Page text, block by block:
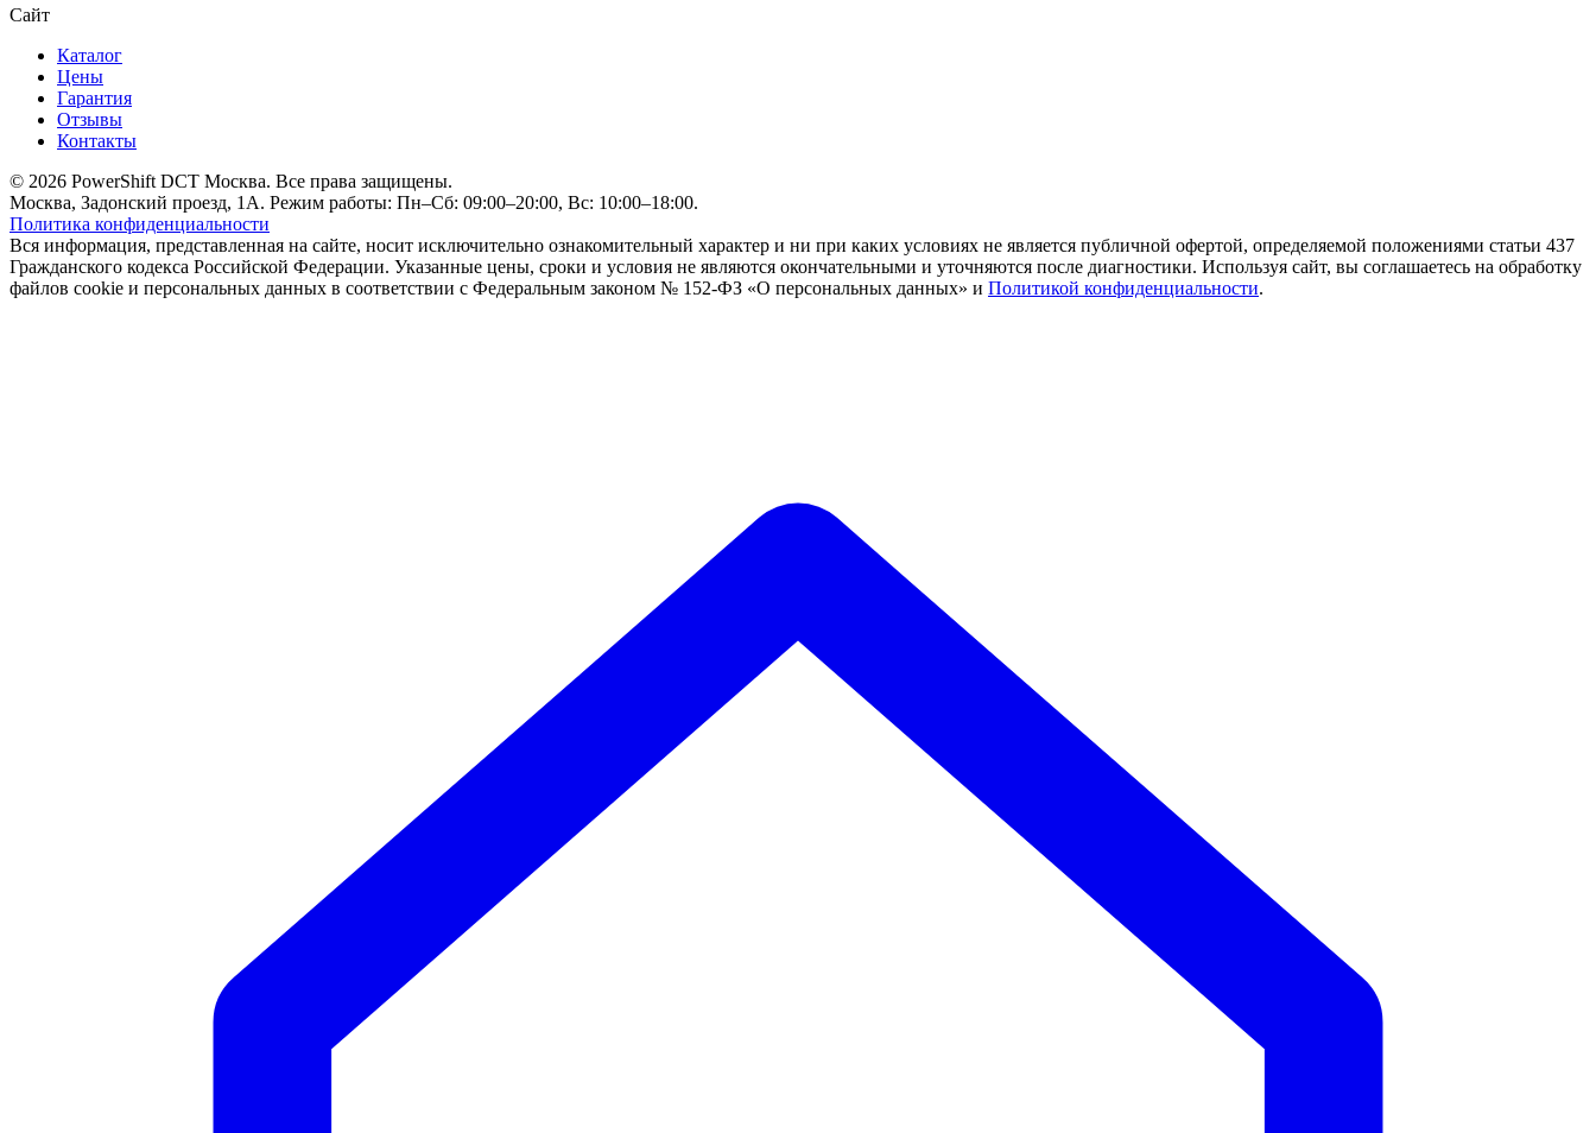
Сайт
Каталог
Цены
Гарантия
Отзывы
Контакты
© 2026 PowerShift DCT Москва. Все права защищены.
Москва, Задонский проезд, 1А. Режим работы: Пн–Сб: 09:00–20:00, Вс: 10:00–18:00.
Политика конфиденциальности
Вся информация, представленная на сайте, носит исключительно ознакомительный характер и ни при каких условиях не является публичной офертой, определяемой положениями статьи 437
Гражданского кодекса Российской Федерации. Указанные цены, сроки и условия не являются окончательными и уточняются после диагностики. Используя сайт, вы соглашаетесь на обработку
файлов cookie и персональных данных в соответствии с Федеральным законом № 152-ФЗ «О персональных данных» и Политикой конфиденциальности.